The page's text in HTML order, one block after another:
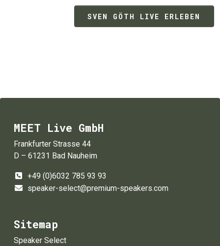
SVEN GÖTH LIVE ERLEBEN
MEET Live GmbH
Frankfurter Strasse 44
D – 61231 Bad Nauheim
+49 (0)6032 785 93 93
speaker-select@premium-speakers.com
Sitemap
Speaker Select